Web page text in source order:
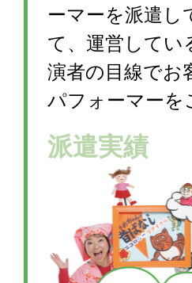
ーマーを派遣し
て、運営してい
演者の目線でお
パフォーマーを
派遣実績